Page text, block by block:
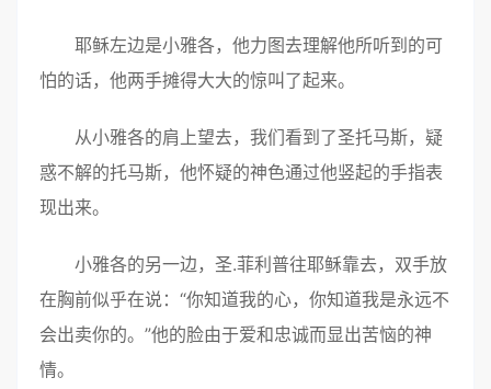
耶稣左边是小雅各，他力图去理解他所听到的可
怕的话，他两手摊得大大的惊叫了起来。
从小雅各的肩上望去，我们看到了圣托马斯，疑
惑不解的托马斯，他怀疑的神色通过他竖起的手指表
现出来。
小雅各的另一边，圣.菲利普往耶稣靠去，双手放
在胸前似乎在说：“你知道我的心，你知道我是永远不
会出卖你的。”他的脸由于爱和忠诚而显出苦恼的神
情。